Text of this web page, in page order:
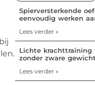
Spierversterkende
eenvoudig werken
Lees verder »
Lichte krachttraining
zonder zware
Lees verder »